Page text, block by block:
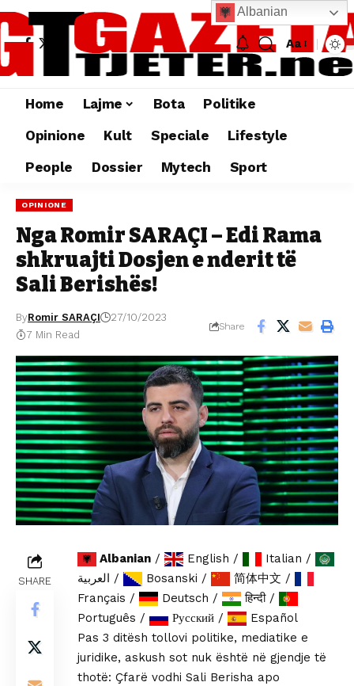
Aa
Home Lajme Bota
Politike
Opinione
Kult Speciale
Lifestyle
People
Dossier Mytech Sport
OPINIONE
Nga Romir SARAÇI – Edi Rama
shkruajti Dosjen e nderit të
Sali Berishës!
ByRomir SARAÇI
27/10/2023
7 Min Read
Share
SHARE
Albanian / English / Italian /
العربية / Bosanski / 简体中文 /
Français / Deutsch / हिन्दी/
Português / Русский /
Español
Pas 3 ditësh tollovi politike, mediatike e
juridike, askush sot nuk është në gjendje të
thotë: Çfarë vodhi Sali Berisha apo
Albanian